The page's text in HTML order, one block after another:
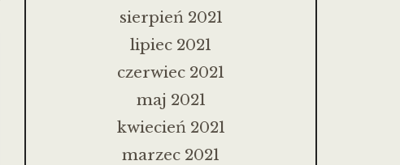
sierpień 2021
lipiec 2021
czerwiec 2021
maj 2021
kwiecień 2021
marzec 2021